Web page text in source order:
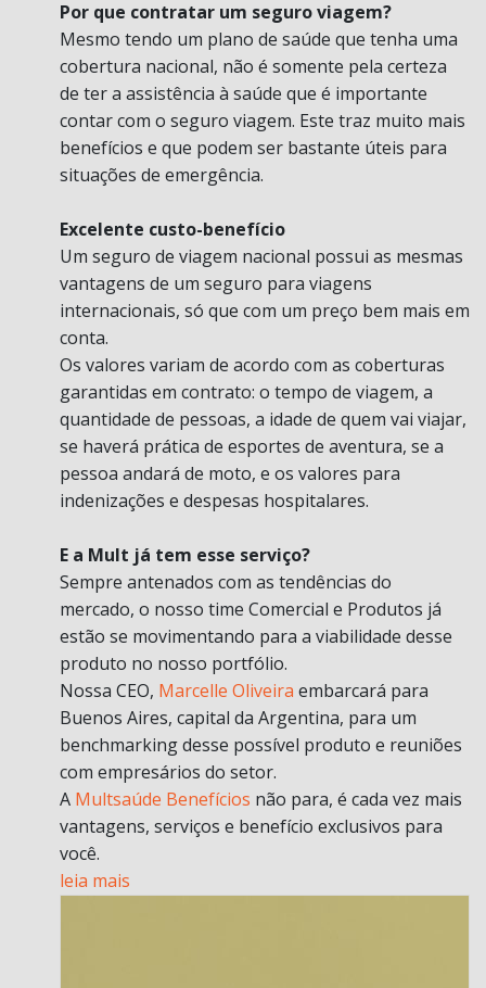
Por que contratar um seguro viagem?
Mesmo tendo um plano de saúde que tenha uma
cobertura nacional, não é somente pela certeza
de ter a assistência à saúde que é importante
contar com o seguro viagem. Este traz muito mais
benefícios e que podem ser bastante úteis para
situações de emergência.
Excelente custo-benefício
Um seguro de viagem nacional possui as mesmas
vantagens de um seguro para viagens
internacionais, só que com um preço bem mais em
conta.
Os valores variam de acordo com as coberturas
garantidas em contrato: o tempo de viagem, a
quantidade de pessoas, a idade de quem vai viajar,
se haverá prática de esportes de aventura, se a
pessoa andará de moto, e os valores para
indenizações e despesas hospitalares.
E a Mult já tem esse serviço?
Sempre antenados com as tendências do
mercado, o nosso time Comercial e Produtos já
estão se movimentando para a viabilidade desse
produto no nosso portfólio.
Nossa CEO, Marcelle Oliveira embarcará para
Buenos Aires, capital da Argentina, para um
benchmarking desse possível produto e reuniões
com empresários do setor.
A Multsaúde Benefícios não para, é cada vez mais
vantagens, serviços e benefício exclusivos para
você.
leia mais